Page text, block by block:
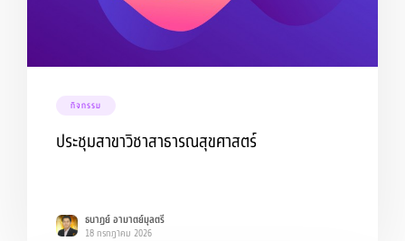
กิจกรรม
ประชุมสาขาวิชาสาธารณสุขศาสตร์
ธนาฏย์ อามาตย์มุลตรี
18 กรกฎาคม 2026